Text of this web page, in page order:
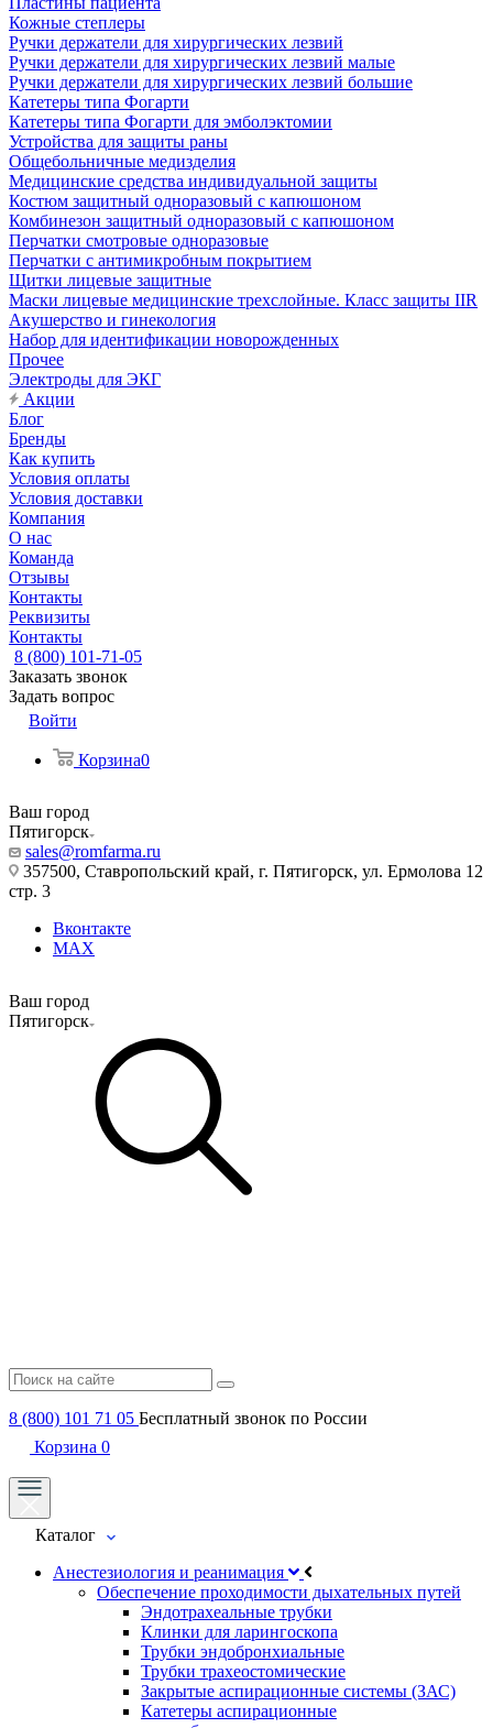
Кожные степлеры
Ручки держатели для хирургических лезвий
Ручки держатели для хирургических лезвий малые
Ручки держатели для хирургических лезвий большие
Катетеры типа Фогарти
Катетеры типа Фогарти для эмболэктомии
Устройства для защиты раны
Общебольничные медизделия
Медицинские средства индивидуальной защиты
Костюм защитный одноразовый с капюшоном
Комбинезон защитный одноразовый с капюшоном
Перчатки смотровые одноразовые
Перчатки с антимикробным покрытием
Щитки лицевые защитные
Маски лицевые медицинские трехслойные. Класс защиты IIR
Акушерство и гинекология
Набор для идентификации новорожденных
Прочее
Электроды для ЭКГ
Акции
Блог
Бренды
Как купить
Условия оплаты
Условия доставки
Компания
О нас
Команда
Отзывы
Контакты
Реквизиты
Контакты
8 (800) 101-71-05
Заказать звонок
Задать вопрос
Войти
Корзина0
Ваш город
Пятигорск
sales@romfarma.ru
357500, Ставропольский край, г. Пятигорск, ул. Ермолова 12
стр. 3
Вконтакте
MAX
Ваш город
Пятигорск
8 (800) 101 71 05 Бесплатный звонок по России
Корзина 0
Каталог
Анестезиология и реанимация
Обеспечение проходимости дыхательных путей
Эндотрахеальные трубки
Клинки для ларингоскопа
Трубки эндобронхиальные
Трубки трахеостомические
Закрытые аспирационные системы (ЗАС)
Катетеры аспирационные